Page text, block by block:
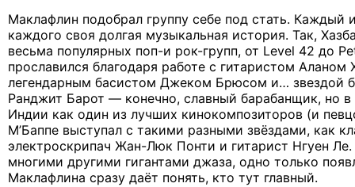
Маклафлин подобрал группу себе под стать. Каждый
каждого своя долгая музыкальная история. Так,
весьма популярных поп-и рок-групп, от Level 42 до
прославился благодаря работе с гитаристом
легендарным басистом Джеком Брюсом и… звездой
Ранджит Барот — конечно, славный барабанщик, но в
Индии как один из лучших кинокомпозиторов (и
М’Баппе выступал с такими разными звёздами, как
электроскрипач Жан-Люк Понти и гитарист Нгуен
многими другими гигантами джаза, одно только
Маклафлина сразу даёт понять, кто тут главный.